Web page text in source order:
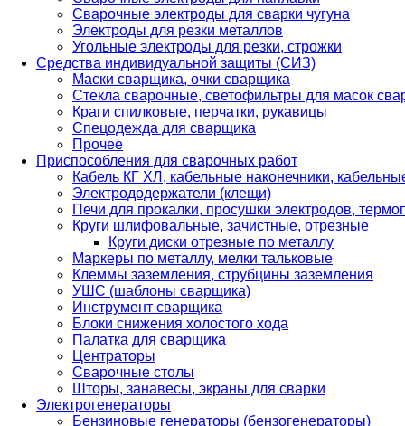
Сварочные электроды для сварки чугуна
Электроды для резки металлов
Угольные электроды для резки, строжки
Средства индивидуальной защиты (СИЗ)
Маски сварщика, очки сварщика
Стекла сварочные, светофильтры для масок
Краги спилковые, перчатки, рукавицы
Спецодежда для сварщика
Прочее
Приспособления для сварочных работ
Кабель КГ ХЛ, кабельные наконечники,
Электрододержатели (клещи)
Печи для прокалки, просушки электродов,
Круги шлифовальные, зачистные, отрезные
Круги диски отрезные по металлу
Маркеры по металлу, мелки тальковые
Клеммы заземления, струбцины заземления
УШС (шаблоны сварщика)
Инструмент сварщика
Блоки снижения холостого хода
Палатка для сварщика
Центраторы
Сварочные столы
Шторы, занавесы, экраны для сварки
Электрогенераторы
Бензиновые генераторы (бензогенераторы)